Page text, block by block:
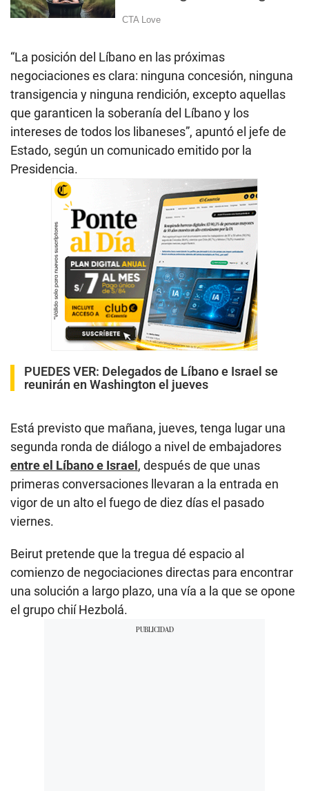
“La posición del Líbano en las próximas
negociaciones es clara: ninguna concesión, ninguna
transigencia y ninguna rendición, excepto aquellas
que garanticen la soberanía del Líbano y los
intereses de todos los libaneses”, apuntó el jefe de
Estado, según un comunicado emitido por la
Presidencia.
PUEDES VER: Delegados de Líbano e Israel se
reunirán en Washington el jueves
Está previsto que mañana, jueves, tenga lugar una
segunda ronda de diálogo a nivel de embajadores
entre el Líbano e Israel, después de que unas
primeras conversaciones llevaran a la entrada en
vigor de un alto el fuego de diez días el pasado
viernes.
Beirut pretende que la tregua dé espacio al
comienzo de negociaciones directas para encontrar
una solución a largo plazo, una vía a la que se opone
el grupo chií Hezbolá.